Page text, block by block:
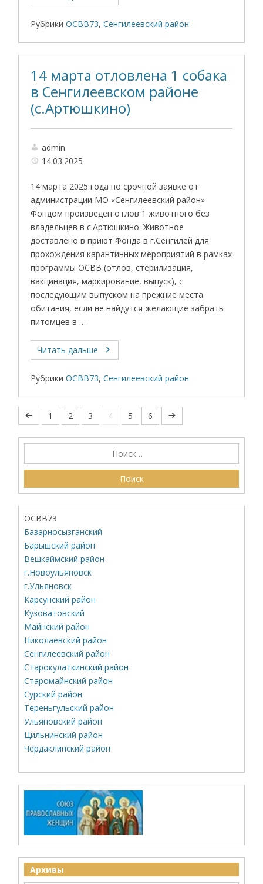
Рубрики ОСВВ73,Сенгилеевский район
14 марта отловлена 1 собака
в Сенгилеевском районе
(с.Артюшкино)
admin
14.03.2025
14 марта 2025 года по срочной заявке от
администрации МО «Сенгилеевский район»
Фондом произведен отлов 1 животного без
владельцев в с.Артюшкино. Животное
доставлено в приют Фонда в г.Сенгилей для
прохождения карантинных мероприятий в рамках
программы ОСВВ (отлов, стерилизация,
вакцинация, маркирование, выпуск), с
последующим выпуском на прежние места
обитания, если не найдутся желающие забрать
питомцев в …
Читать дальше
Рубрики ОСВВ73,Сенгилеевский район
1 2 3 4 5 6
ОСВВ73
Базарносызганский
Барышский район
Вешкаймский район
г.Новоульяновск
г.Ульяновск
Карсунский район
Кузоватовский
Майнский район
Николаевский район
Сенгилеевский район
Старокулаткинский район
Старомайнский район
Сурский район
Тереньгульский район
Ульяновский район
Цильнинский район
Чердаклинский район
Архивы